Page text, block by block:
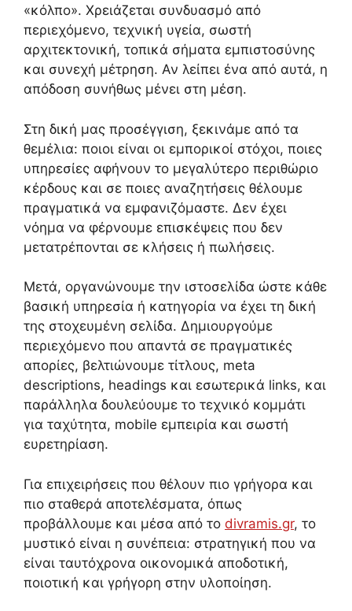
«κόλπο». Χρειάζεται συνδυασμό από
περιεχόμενο, τεχνική υγεία, σωστή
αρχιτεκτονική, τοπικά σήματα εμπιστοσύνης
και συνεχή μέτρηση. Αν λείπει ένα από αυτά, η
απόδοση συνήθως μένει στη μέση.
Στη δική μας προσέγγιση, ξεκινάμε από τα
θεμέλια: ποιοι είναι οι εμπορικοί στόχοι, ποιες
υπηρεσίες αφήνουν το μεγαλύτερο περιθώριο
κέρδους και σε ποιες αναζητήσεις θέλουμε
πραγματικά να εμφανιζόμαστε. Δεν έχει
νόημα να φέρνουμε επισκέψεις που δεν
μετατρέπονται σε κλήσεις ή πωλήσεις.
Μετά, οργανώνουμε την ιστοσελίδα ώστε κάθε
βασική υπηρεσία ή κατηγορία να έχει τη δική
της στοχευμένη σελίδα. Δημιουργούμε
περιεχόμενο που απαντά σε πραγματικές
απορίες, βελτιώνουμε τίτλους, meta
descriptions, headings και εσωτερικά links, και
παράλληλα δουλεύουμε το τεχνικό κομμάτι
για ταχύτητα, mobile εμπειρία και σωστή
ευρετηρίαση.
Για επιχειρήσεις που θέλουν πιο γρήγορα και
πιο σταθερά αποτελέσματα, όπως
προβάλλουμε και μέσα από το divramis.gr, το
μυστικό είναι η συνέπεια: στρατηγική που να
είναι ταυτόχρονα οικονομικά αποδοτική,
ποιοτική και γρήγορη στην υλοποίηση.